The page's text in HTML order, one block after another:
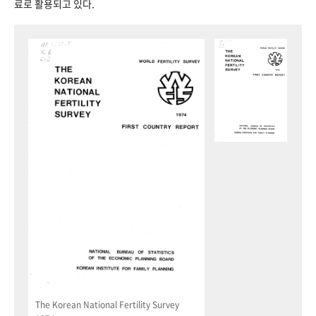
료로 활용되고 있다.
The Korean National Fertility Survey